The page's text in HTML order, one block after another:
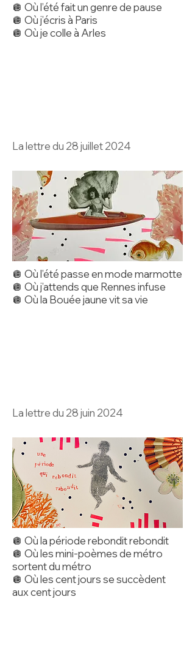
🪩 Où l’été fait un genre de pause
🪩 Où j’écris à Paris
🪩 Où je colle à Arles
La lettre du 28 juillet 2024
🪩 Où l’été passe en mode marmotte
🪩 Où j’attends que Rennes infuse
🪩 Où la Bouée jaune vit sa vie
La lettre du 28 juin 2024
🪩 Où la période rebondit rebondit
🪩 Où les mini-poèmes de métro
sortent du métro
🪩 Où les cent jours se succèdent
aux cent jours